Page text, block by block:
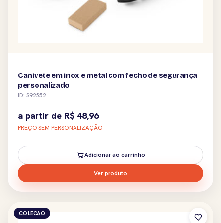
Canivete em inox e metal com fecho de segurança
personalizado
ID: S92552
a partir de R$ 48,96
PREÇO SEM PERSONALIZAÇÃO
Adicionar ao carrinho
Ver produto
COLECAO